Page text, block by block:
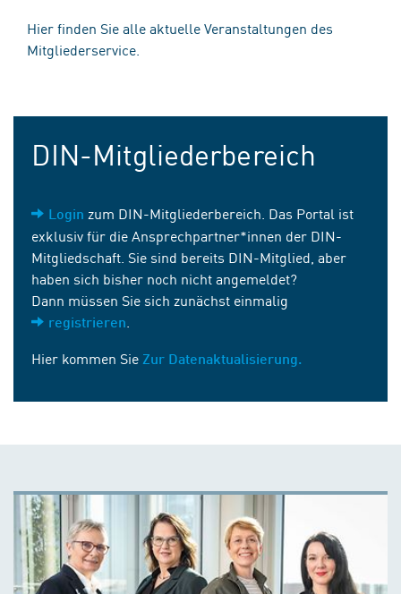
Hier finden Sie alle aktuelle Veranstaltungen des
Mitgliederservice.
DIN-Mitgliederbereich
Login zum DIN-Mitgliederbereich. Das Portal ist
exklusiv für die Ansprechpartner*innen der DIN-
Mitgliedschaft. Sie sind bereits DIN-Mitglied, aber
haben sich bisher noch nicht angemeldet?
Dann müssen Sie sich zunächst einmalig
registrieren
Hier kommen Sie Zur Datenaktualisierung.